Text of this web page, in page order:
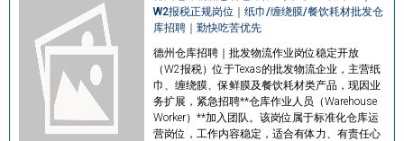
W2报税正规岗位｜纸巾/缠绕膜/餐饮耗材批发仓
库招聘｜勤快吃苦优先
德州仓库招聘｜批发物流作业岗位稳定开放
（W2报税）位于Texas的批发物流企业，主营纸
巾、缠绕膜、保鲜膜及餐饮耗材类产品，现因业
务扩展，紧急招聘**仓库作业人员（Warehouse
Worker）**加入团队。该岗位属于标准化仓库运
营岗位，工作内容稳定，适合有体力、有责任心